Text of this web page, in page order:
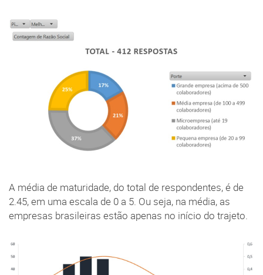
A média de maturidade, do total de respondentes, é de
2.45, em uma escala de 0 a 5. Ou seja, na média, as
empresas brasileiras estão apenas no início do trajeto.